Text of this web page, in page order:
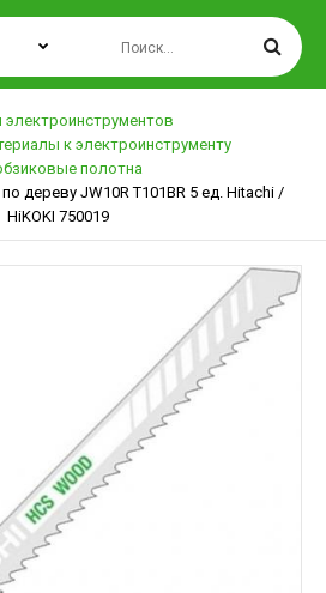
электроинструментов
к электроинструменту
полотна
дереву JW10R T101BR 5 ед. Hitachi /
HiKOKI 750019